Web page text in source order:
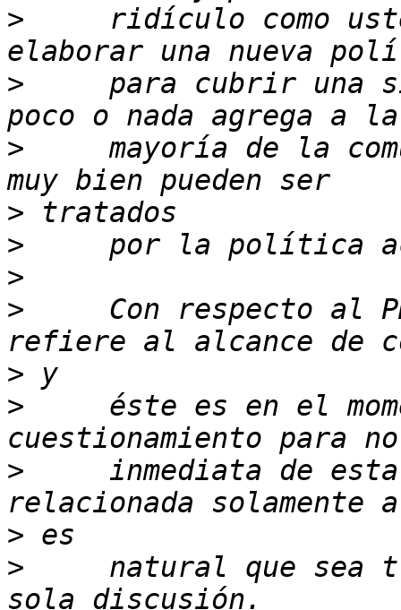
>
ridículo como
>
para cubrir una
>
mayoría de la
>
>
>
>
Con respecto al
>
>
éste es en el
>
inmediata de
>
>
natural que sea